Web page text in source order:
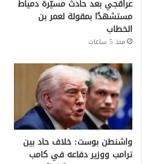
عراقجي بعد حادث مسيّرة دمياط
مستشهدًا بمقولة لعمر بن
الخطاب
منذ 5 ساعات
واشنطن بوست: خلاف حاد بين
ترامب ووزير دفاعه في كامب